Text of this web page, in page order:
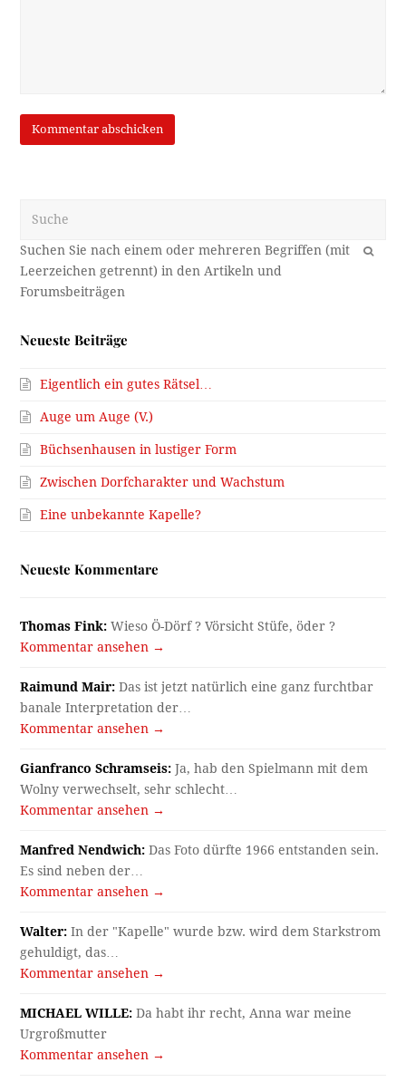
OK
Neueste Beiträge
Eigentlich ein gutes Rätsel…
Auge um Auge (V.)
Büchsenhausen in lustiger Form
Zwischen Dorfcharakter und Wachstum
Eine unbekannte Kapelle?
Neueste Kommentare
Thomas Fink: Wieso Ö-Dörf ? Vörsicht Stüfe, öder ?
Kommentar ansehen →
Raimund Mair: Das ist jetzt natürlich eine ganz furchtbar
banale Interpretation der…
Kommentar ansehen →
Gianfranco Schramseis: Ja, hab den Spielmann mit dem
Wolny verwechselt, sehr schlecht…
Kommentar ansehen →
Manfred Nendwich: Das Foto dürfte 1966 entstanden sein.
Es sind neben der…
Kommentar ansehen →
Walter: In der "Kapelle" wurde bzw. wird dem Starkstrom
gehuldigt, das…
Kommentar ansehen →
MICHAEL WILLE: Da habt ihr recht, Anna war meine
Urgroßmutter
Kommentar ansehen →